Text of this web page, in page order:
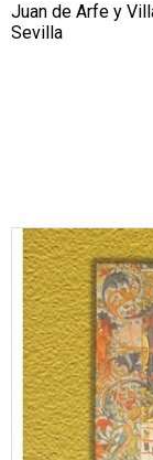
Juan de Arfe y
Sevilla